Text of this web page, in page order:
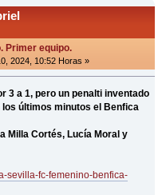
Primer equipo.
2024, 10:52 Horas »
3 a 1, pero un penalti inventado
últimos minutos el Benfica
Milla Cortés, Lucía Moral y
sevilla-fc-femenino-benfica-